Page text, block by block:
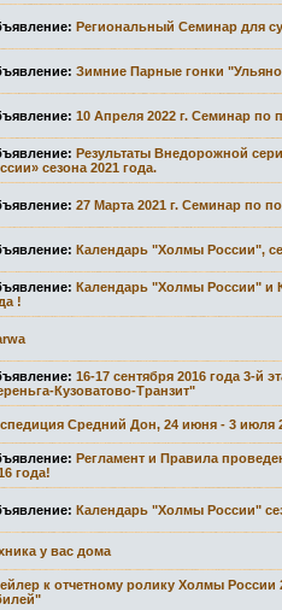
Региональный Семинар для
Зимние Парные гонки
10 Апреля 2022 г. Семинар по
Результаты Внедорожной
сезона 2021 года.
27 Марта 2021 г. Семинар по
Календарь "Холмы России",
Календарь "Холмы России" и
!
16-17 сентября 2016 года 3-й
Кузоватово-Транзит"
Средний Дон, 24 июня - 3 июля
Регламент и Правила
года!
Календарь "Холмы России"
у вас дома
к отчетному ролику Холмы России